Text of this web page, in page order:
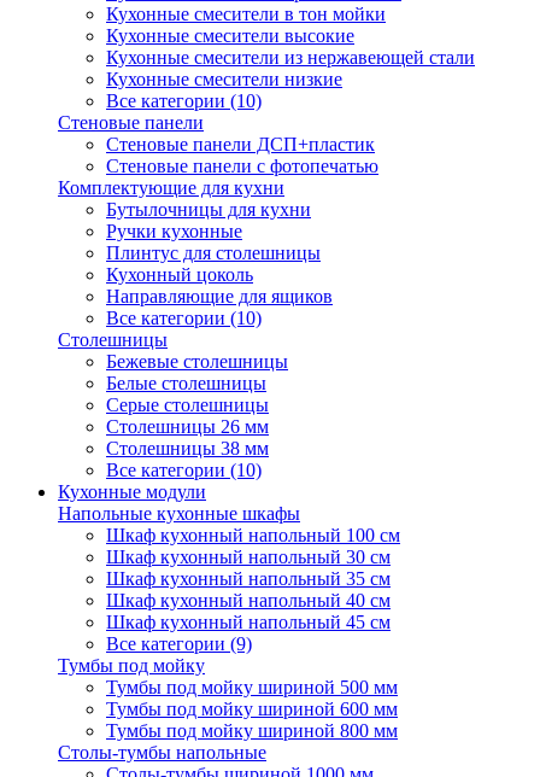
Кухонные смесители в тон мойки
Кухонные смесители высокие
Кухонные смесители из нержавеющей стали
Кухонные смесители низкие
Все категории (10)
Стеновые панели
Стеновые панели ДСП+пластик
Стеновые панели с фотопечатью
Комплектующие для кухни
Бутылочницы для кухни
Ручки кухонные
Плинтус для столешницы
Кухонный цоколь
Направляющие для ящиков
Все категории (10)
Столешницы
Бежевые столешницы
Белые столешницы
Серые столешницы
Столешницы 26 мм
Столешницы 38 мм
Все категории (10)
Кухонные модули
Напольные кухонные шкафы
Шкаф кухонный напольный 100 см
Шкаф кухонный напольный 30 см
Шкаф кухонный напольный 35 см
Шкаф кухонный напольный 40 см
Шкаф кухонный напольный 45 см
Все категории (9)
Тумбы под мойку
Тумбы под мойку шириной 500 мм
Тумбы под мойку шириной 600 мм
Тумбы под мойку шириной 800 мм
Столы-тумбы напольные